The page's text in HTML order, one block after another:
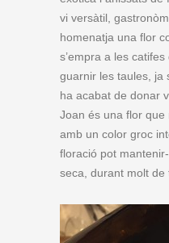
vi versàtil,
homenatja una flor
s’empra a les
guarnir les taules,
ha acabat de donar
Joan és una flor que
amb un color groc
floració pot
seca, durant molt de